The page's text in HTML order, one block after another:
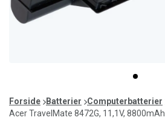
item
0
of
1
Forside Batterier Computerbatterier
Acer TravelMate 8472G, 11,1V, 8800mAh